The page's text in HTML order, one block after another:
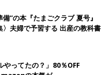
”の本『たまごクラブ 夏号』
〉夫婦で予習する 出産の教科書
やってたの？」80％OFF